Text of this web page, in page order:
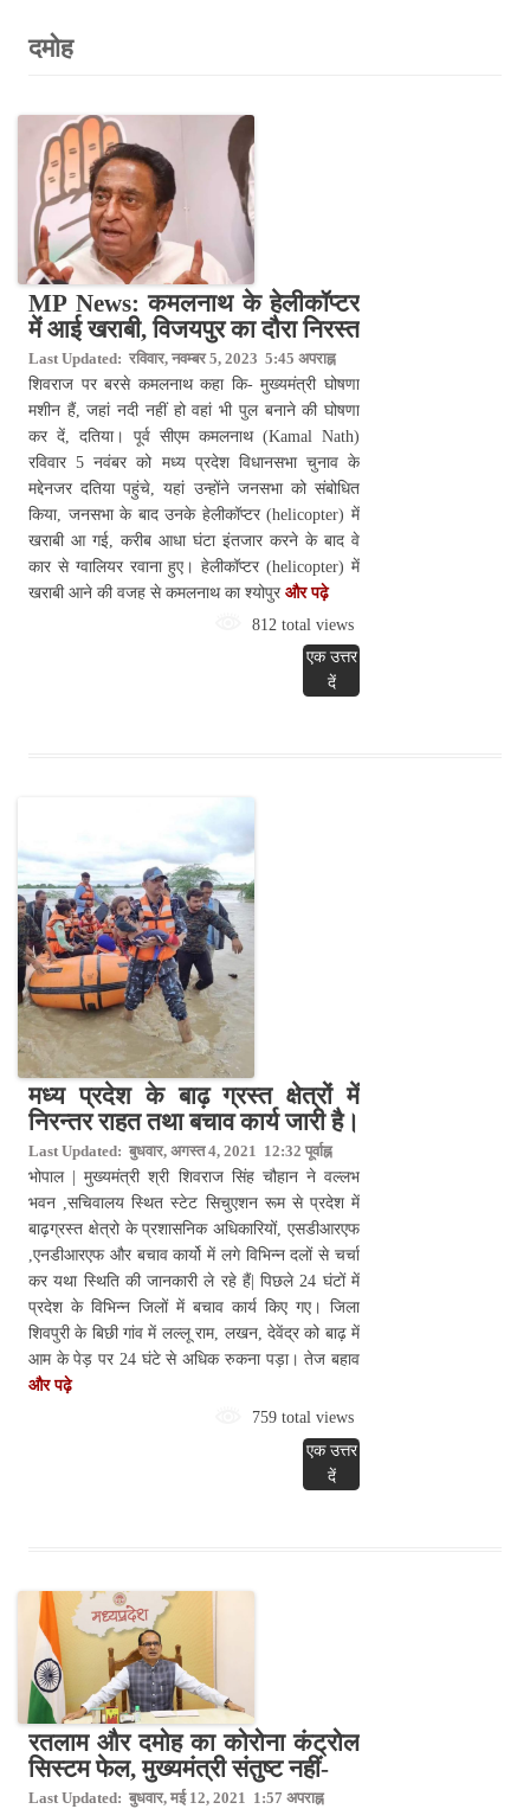
MP News: कमलनाथ के हेलीकॉप्टर
में आई खराबी, विजयपुर का दौरा निरस्त
Last Updated: रविवार, नवम्बर 5, 2023 5:45 अपराह्न
शिवराज पर बरसे कमलनाथ कहा कि- मुख्यमंत्री घोषणा
मशीन हैं, जहां नदी नहीं हो वहां भी पुल बनाने की घोषणा
कर दें, दतिया। पूर्व सीएम कमलनाथ (Kamal Nath)
रविवार 5 नवंबर को मध्य प्रदेश विधानसभा चुनाव के
मद्देनजर दतिया पहुंचे, यहां उन्होंने जनसभा को संबोधित
किया, जनसभा के बाद उनके हेलीकॉप्टर (helicopter) में
खराबी आ गई, करीब आधा घंटा इंतजार करने के बाद वे
कार से ग्वालियर रवाना हुए। हेलीकॉप्टर (helicopter) में
खराबी आने की वजह से कमलनाथ का श्योपुर और पढ़े
812 total views
एक उत्तर
दें
मध्य प्रदेश के बाढ़ ग्रस्त क्षेत्रों में
निरन्तर राहत तथा बचाव कार्य जारी है।
Last Updated: बुधवार, अगस्त 4, 2021 12:32 पूर्वाह्न
भोपाल | मुख्यमंत्री श्री शिवराज सिंह चौहान ने वल्लभ
भवन ,सचिवालय स्थित स्टेट सिचुएशन रूम से प्रदेश में
बाढ़ग्रस्त क्षेत्रो के प्रशासनिक अधिकारियों, एसडीआरएफ
,एनडीआरएफ और बचाव कार्यो में लगे विभिन्न दलों से चर्चा
कर यथा स्थिति की जानकारी ले रहे हैं| पिछले 24 घंटों में
प्रदेश के विभिन्न जिलों में बचाव कार्य किए गए। जिला
शिवपुरी के बिछी गांव में लल्लू राम, लखन, देवेंद्र को बाढ़ में
आम के पेड़ पर 24 घंटे से अधिक रुकना पड़ा। तेज बहाव
और पढ़े
759 total views
एक उत्तर
दें
रतलाम और दमोह का कोरोना कंट्रोल
सिस्टम फेल, मुख्यमंत्री संतुष्ट नहीं-
Last Updated: बुधवार, मई 12, 2021 1:57 अपराह्न